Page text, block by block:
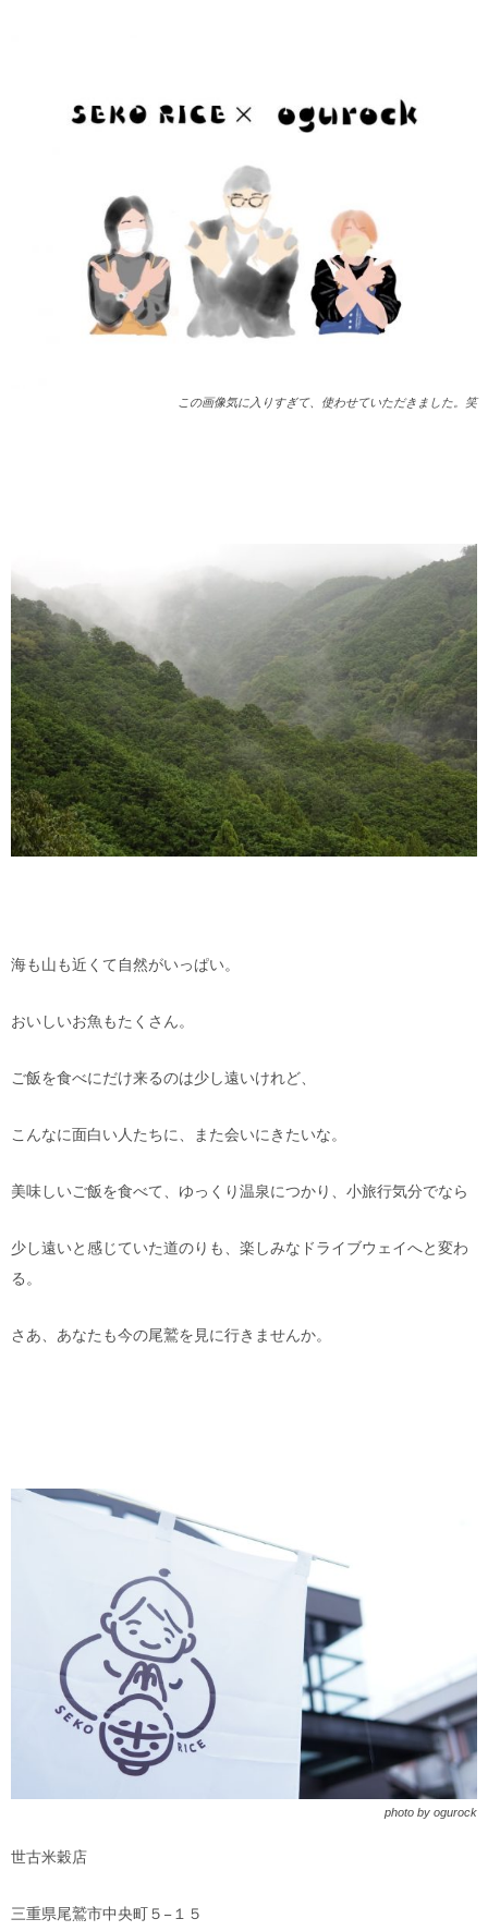
この画像気に入りすぎて、使わせていただきました。笑
海も山も近くて自然がいっぱい。
おいしいお魚もたくさん。
ご飯を食べにだけ来るのは少し遠いけれど、
こんなに面白い人たちに、また会いにきたいな。
美味しいご飯を食べて、ゆっくり温泉につかり、小旅行気分でなら
少し遠いと感じていた道のりも、楽しみなドライブウェイへと変わ
る。
さあ、あなたも今の尾鷲を見に行きませんか。
photo by ogurock
世古米穀店
三重県尾鷲市中央町５−１５